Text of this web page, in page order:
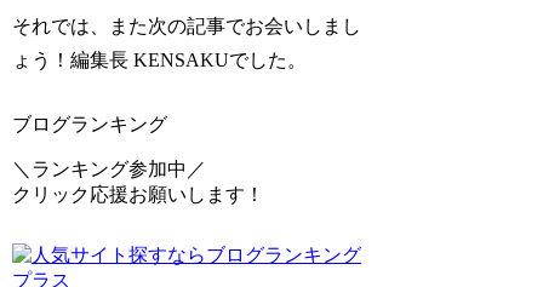
それでは、また次の記事でお会いしまし
ょう！編集長 KENSAKUでした。
ブログランキング
＼ランキング参加中／
クリック応援お願いします！